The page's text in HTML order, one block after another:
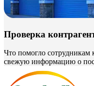
Проверка
Что помогло сотрудникам
свежую информацию о